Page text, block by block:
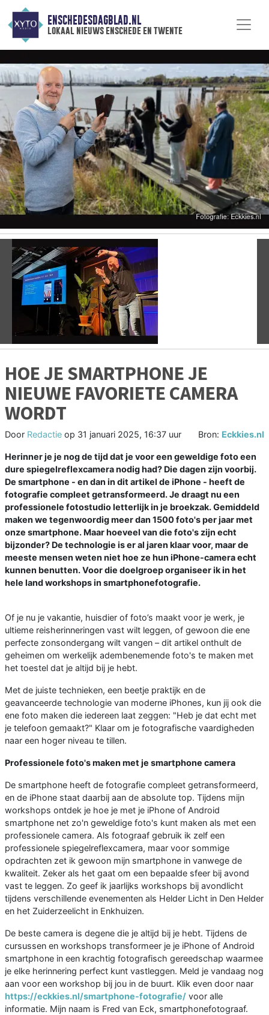
ENSCHEDESDAGBLAD.NL
lokaal nieuws enschede en twente
Vorige
HOE JE SMARTPHONE JE
NIEUWE FAVORIETE CAMERA
WORDT
Door Redactie op 31 januari 2025, 16:37 uur Bron: Eckkies.nl
Herinner je je nog de tijd dat je voor een geweldige foto een
dure spiegelreflexcamera nodig had? Die dagen zijn voorbij.
De smartphone - en dan in dit artikel de iPhone - heeft de
fotografie compleet getransformeerd. Je draagt nu een
professionele fotostudio letterlijk in je broekzak. Gemiddeld
maken we tegenwoordig meer dan 1500 foto's per jaar met
onze smartphone. Maar hoeveel van die foto's zijn echt
bijzonder? De technologie is er al jaren klaar voor, maar de
meeste mensen weten niet hoe ze hun iPhone-camera echt
kunnen benutten. Voor die doelgroep organiseer ik in het
hele land workshops in smartphonefotografie.
Of je nu je vakantie, huisdier of foto’s maakt voor je werk, je
ultieme reisherinneringen vast wilt leggen, of gewoon die ene
perfecte zonsondergang wilt vangen – dit artikel onthult de
geheimen om werkelijk adembenemende foto's te maken met
het toestel dat je altijd bij je hebt.
Met de juiste technieken, een beetje praktijk en de
geavanceerde technologie van moderne iPhones, kun jij ook die
ene foto maken die iedereen laat zeggen: "Heb je dat echt met
je telefoon gemaakt?" Klaar om je fotografische vaardigheden
naar een hoger niveau te tillen.
Professionele foto's maken met je smartphone camera
De smartphone heeft de fotografie compleet getransformeerd,
en de iPhone staat daarbij aan de absolute top. Tijdens mijn
workshops ontdek je hoe je met je iPhone of Android
smartphone net zo'n geweldige foto's kunt maken als met een
professionele camera. Als fotograaf gebruik ik zelf een
professionele spiegelreflexcamera, maar voor sommige
opdrachten zet ik gewoon mijn smartphone in vanwege de
kwaliteit. Zeker als het gaat om een bepaalde sfeer bij avond
vast te leggen. Zo geef ik jaarlijks workshops bij avondlicht
tijdens verschillende evenementen als Helder Licht in Den Helder
en het Zuiderzeelicht in Enkhuizen.
De beste camera is degene die je altijd bij je hebt. Tijdens de
cursussen en workshops transformeer je je iPhone of Android
smartphone in een krachtig fotografisch gereedschap waarmee
je elke herinnering perfect kunt vastleggen. Meld je vandaag nog
aan voor een workshop bij jou in de buurt. Klik even door naar
https://eckkies.nl/smartphone-fotografie/ voor alle
informatie. Mijn naam is Fred van Eck, smartphonefotograaf.